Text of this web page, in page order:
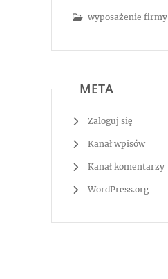
wyposażenie firmy
META
Zaloguj się
Kanał wpisów
Kanał komentarzy
WordPress.org